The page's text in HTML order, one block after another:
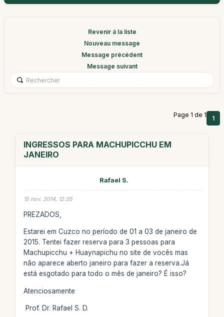
Revenir à la liste
Nouveau message
Message précédent
Message suivant
Page 1 de 1 1
INGRESSOS PARA MACHUPICCHU EM
JANEIRO
Rafael S.
15 nov. 2014, 12:35
PREZADOS,
Estarei em Cuzco no período de 01 a 03 de janeiro de
2015. Tentei fazer reserva para 3 pessoas para
Machupicchu + Huaynapichu no site de vocês mas
não aparece aberto janeiro para fazer a reserva.Já
está esgotado para todo o mês de janeiro? É isso?
Atenciosamente
Prof. Dr. Rafael S. D.